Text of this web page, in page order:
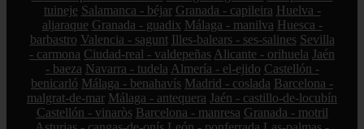
tuineje Salamanca - béjar Granada - capileira Huelva -
aljaraque Granada - guadix Málaga - manilva Huesca -
barbastro Valencia - sagunt Illes-balears - ses-salines Sevilla
- carmona Ciudad-real - valdepeñas Alicante - orihuela Jaén
- baeza Navarra - tudela Almería - el-ejido Castellón -
benicarló Málaga - benahavís Madrid - coslada Barcelona -
malgrat-de-mar Málaga - antequera Jaén - castillo-de-locubín
Castellón - vinaròs Barcelona - manresa Granada - motril